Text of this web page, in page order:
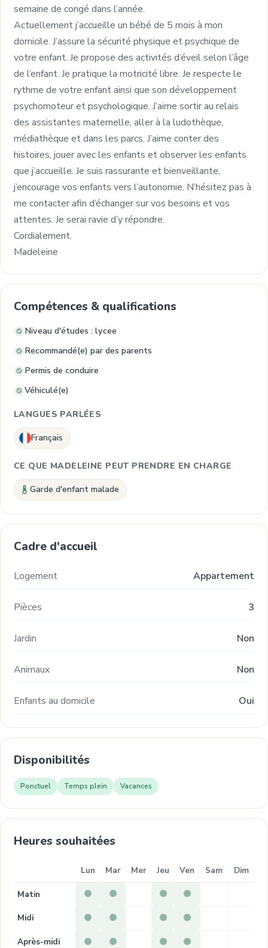
semaine de congé dans l’année.
Actuellement j’accueille un bébé de 5 mois à mon
domicile. J’assure la sécurité physique et psychique de
votre enfant. Je propose des activités d’éveil selon l’âge
de l’enfant. Je pratique la motricité libre. Je respecte le
rythme de votre enfant ainsi que son développement
psychomoteur et psychologique. J’aime sortir au relais
des assistantes maternelle, aller à la ludothèque,
médiathèque et dans les parcs. J’aime conter des
histoires, jouer avec les enfants et observer les enfants
que j’accueille. Je suis rassurante et bienveillante,
j’encourage vos enfants vers l’autonomie. N’hésitez pas à
me contacter afin d’échanger sur vos besoins et vos
attentes. Je serai ravie d’y répondre.
Cordialement.
Madeleine
Compétences & qualifications
Niveau d'études : lycee
Recommandé(e) par des parents
Permis de conduire
Véhiculé(e)
LANGUES PARLÉES
Français
CE QUE MADELEINE PEUT PRENDRE EN CHARGE
Garde d'enfant malade
Cadre d'accueil
Logement Appartement
Pièces 3
Jardin Non
Animaux Non
Enfants au domicile Oui
Disponibilités
Ponctuel Temps plein Vacances
Heures souhaitées
Lun Mar Mer Jeu Ven Sam Dim
Matin
Midi
Après-midi